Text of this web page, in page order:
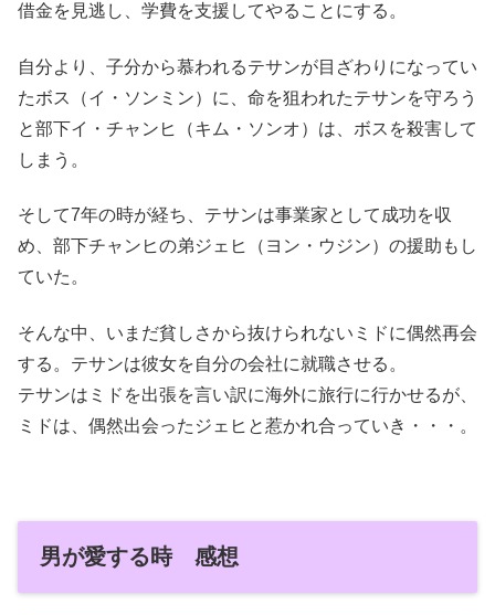
借金を見逃し、学費を支援してやることにする。
自分より、子分から慕われるテサンが目ざわりになってい
たボス（イ・ソンミン）に、命を狙われたテサンを守ろう
と部下イ・チャンヒ（キム・ソンオ）は、ボスを殺害して
しまう。
そして7年の時が経ち、テサンは事業家として成功を収
め、部下チャンヒの弟ジェヒ（ヨン・ウジン）の援助もし
ていた。
そんな中、いまだ貧しさから抜けられないミドに偶然再会
する。テサンは彼女を自分の会社に就職させる。
テサンはミドを出張を言い訳に海外に旅行に行かせるが、
ミドは、偶然出会ったジェヒと惹かれ合っていき・・・。
男が愛する時 感想